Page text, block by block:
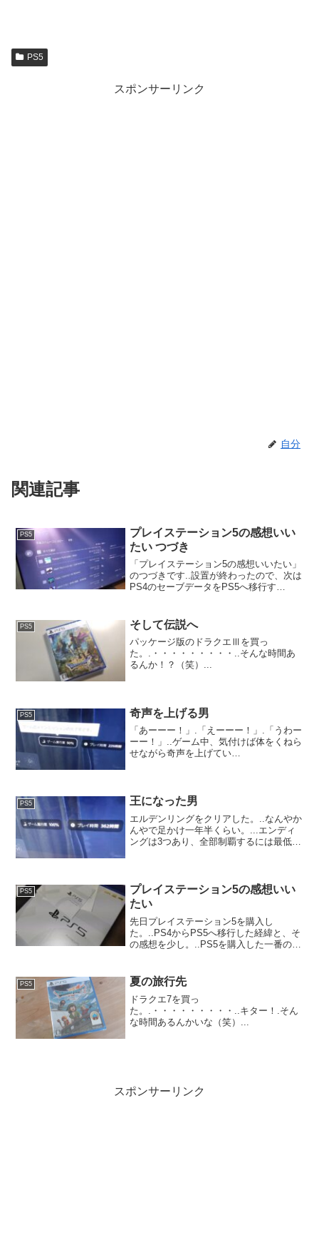
PS5
スポンサーリンク
自分
関連記事
PS5
プレイステーション5の感想いい
たい つづき
「プレイステーション5の感想いいたい」
のつづきです..設置が終わったので、次は
PS4のセーブデータをPS5へ移行す
コピーする。データの移行は他にもWi-fi
や...
PS5 そして伝説へ
パッケージ版のドラクエⅢを買っ
た。.・・・・・・・・・..そんな時間あ
るんか！？（笑）...
PS5 奇声を上げる男
「あーーー！」.「えーーー！」.「うわー
ーー！」..ゲーム中、気付けば体をくねら
せながら奇声を上げてい
だと思うわ。..今週の冒...
PS5 王になった男
エルデンリングをクリアした。..なんやか
んやで足かけ一年半くらい。...エンディ
ングは3つあり、全部制覇するには最低あ
不可能では...
PS5
プレイステーション5の感想いい
たい
先日プレイステーション5を購入し
た。..PS4からPS5へ移行した経緯と、そ
の感想を少し。..PS5を購入した一番の理
からだ。....
PS5 夏の旅行先
ドラクエ7を買っ
た。.・・・・・・・・・..キター！.そん
な時間あるんかいな（笑）...
スポンサーリンク